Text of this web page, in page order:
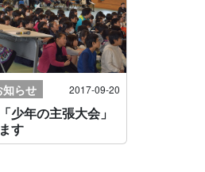
知らせ 2017-09-20
少年の主張大会」
す